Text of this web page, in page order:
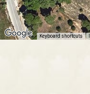
Keyboard shortcuts